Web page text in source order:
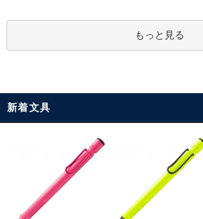
もっと見る
新着文具